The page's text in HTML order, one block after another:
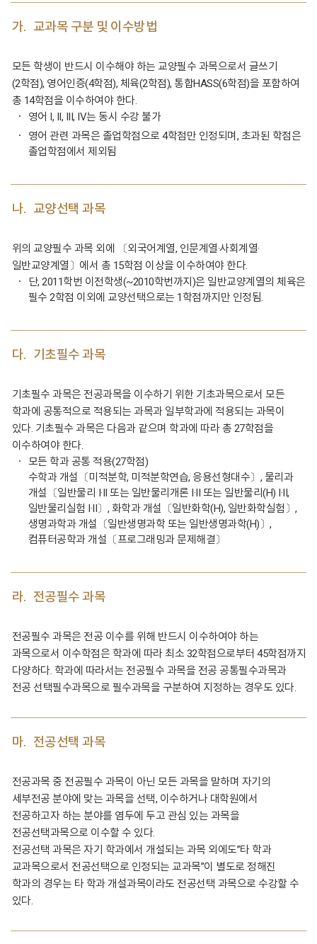
가. 교과목 구분 및 이수방법
모든 학생이 반드시 이수해야 하는 교양필수 과목으로서 글쓰기
(2학점), 영어인증(4학점), 체육(2학점), 통합HASS(6학점)을 포함하여
총 14학점을 이수하여야 한다.
영어 I, II, III, IV는 동시 수강 불가
영어 관련 과목은 졸업학점으로 4학점만 인정되며, 초과된 학점은
졸업학점에서 제외됨
나. 교양선택 과목
위의 교양필수 과목 외에 〔외국어계열, 인문계열·사회계열·
일반교양계열〕에서 총 15학점 이상을 이수하여야 한다.
단, 2011학번 이전학생(~2010학번까지)은 일반교양계열의 체육은
필수 2학점 이외에 교양선택으로는 1학점까지만 인정됨.
다. 기초필수 과목
기초필수 과목은 전공과목을 이수하기 위한 기초과목으로서 모든
학과에 공통적으로 적용되는 과목과 일부학과에 적용되는 과목이
있다. 기초필수 과목은 다음과 같으며 학과에 따라 총 27학점을
이수하여야 한다.
모든 학과 공통 적용(27학점)
수학과 개설〔미적분학, 미적분학연습, 응용선형대수〕, 물리과
개설〔일반물리 I·II 또는 일반물리개론 I·II 또는 일반물리(H) I·II,
일반물리실험 I·II〕, 화학과 개설〔일반화학(H), 일반화학실험〕,
생명과학과 개설〔일반생명과학 또는 일반생명과학(H)〕,
컴퓨터공학과 개설〔프로그래밍과 문제해결〕
라. 전공필수 과목
전공필수 과목은 전공 이수를 위해 반드시 이수하여야 하는
과목으로서 이수학점은 학과에 따라 최소 32학점으로부터 45학점까지
다양하다. 학과에 따라서는 전공필수 과목을 전공 공통필수과목과
전공 선택필수과목으로 필수과목을 구분하여 지정하는 경우도 있다.
마. 전공선택 과목
전공과목 중 전공필수 과목이 아닌 모든 과목을 말하며 자기의
세부전공 분야에 맞는 과목을 선택, 이수하거나 대학원에서
전공하고자 하는 분야를 염두에 두고 관심 있는 과목을
전공선택과목으로 이수할 수 있다.
전공선택 과목은 자기 학과에서 개설되는 과목 외에도”타 학과
교과목으로서 전공선택으로 인정되는 교과목”이 별도로 정해진
학과의 경우는 타 학과 개설과목이라도 전공선택 과목으로 수강할 수
있다.